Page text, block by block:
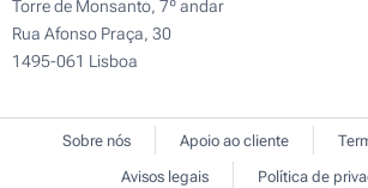
Torre de Monsanto, 7º andar
Rua Afonso Praça, 30
1495-061 Lisboa
Sobre nós Apoio ao cliente
Avisos legais
Política de